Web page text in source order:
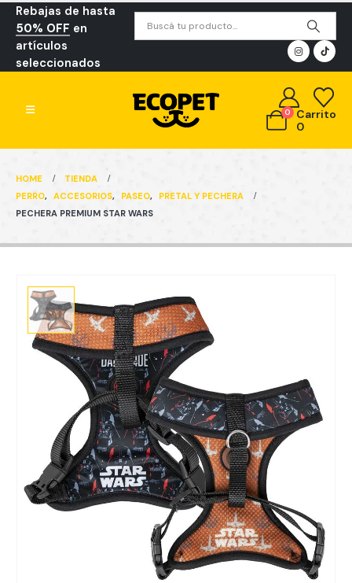
Rebajas de hasta
50% OFF en
artículos
seleccionados
0
Carrito
0
HOME
TIENDA
PERRO, ACCESORIOS, PASEO,
PRETAL Y PECHERA
PECHERA PREMIUM STAR WARS